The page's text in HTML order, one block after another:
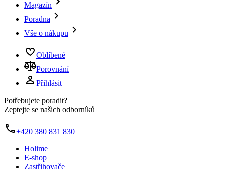
Magazín
Poradna
Vše o nákupu
Oblíbené
Porovnání
Přihlásit
Potřebujete poradit?
Zeptejte se našich odborníků
+420 380 831 830
Holime
E-shop
Zastřihovače